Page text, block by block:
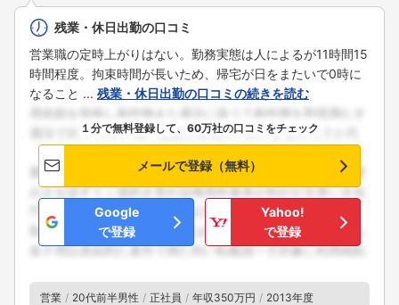
残業・休日出勤の口コミ
営業職の定時上がりはない。勤務実態は人によるが11時間15
時間程度。拘束時間が長いため、帰宅が日をまたいで0時に
なること ... 残業・休日出勤の口コミの続きを読む
１分で無料登録して、60万社の口コミをチェック
メールで登録（無料）
Google
で登録
Yahoo!
で登録
営業 20代前半男性 正社員 年収350万円 2013年度